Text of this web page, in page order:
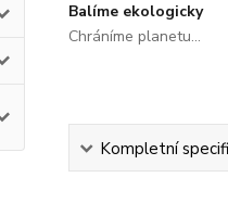
Balíme ekologicky
Chráníme planetu...
Kompletní